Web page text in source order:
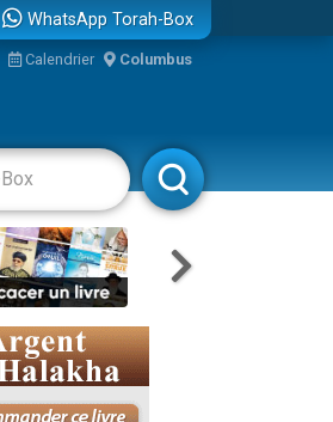
WhatsApp Torah-Box
Calendrier Columbus
Rabbanim